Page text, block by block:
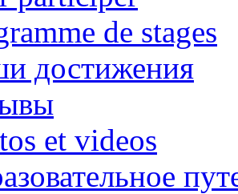
de stages
достижения
et videos